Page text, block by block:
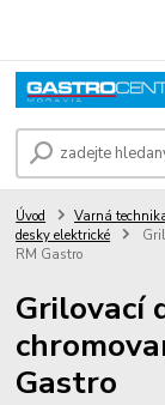
Úvod Varná
desky elektrické
RM Gastro
Grilovací
Gastro